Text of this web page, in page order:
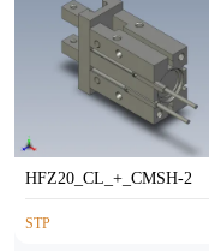
HFZ20_CL_+_CMSH-2
STP